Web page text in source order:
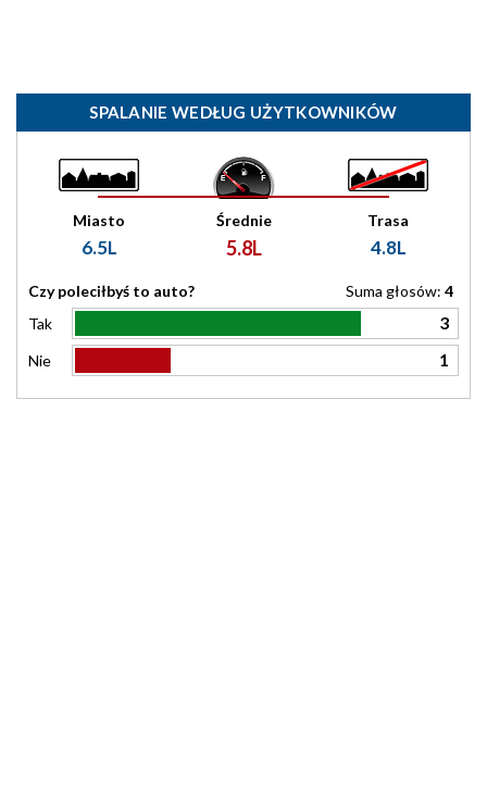
SPALANIE WEDŁUG UŻYTKOWNIKÓW
Miasto
6.5L
Średnie
5.8L
Trasa
4.8L
Czy poleciłbyś to auto? Suma głosów: 4
Tak
3
Nie 1